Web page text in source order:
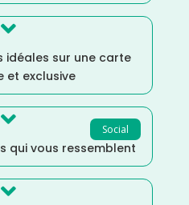

idéales sur une carte
et exclusive
Social

qui vous ressemblent
